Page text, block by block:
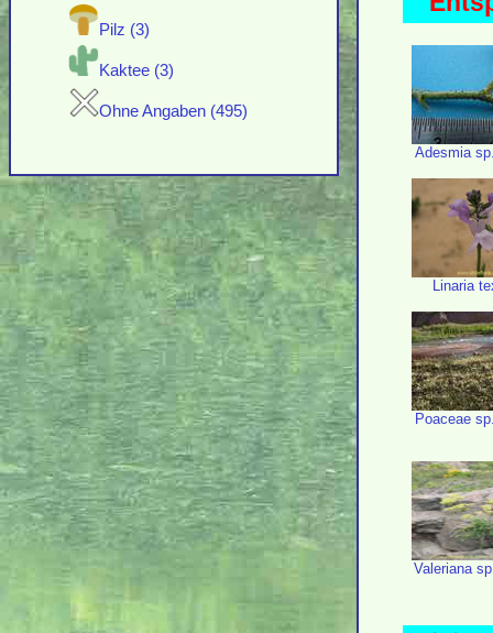
Pilz (3)
Kaktee (3)
Ohne Angaben (495)
Adesmia
Linaria
Poaceae
Valeriana